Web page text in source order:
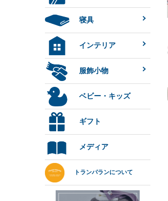
寝具
インテリア
服飾小物
ベビー・キッズ
ギフト
メディア
トランパランについて